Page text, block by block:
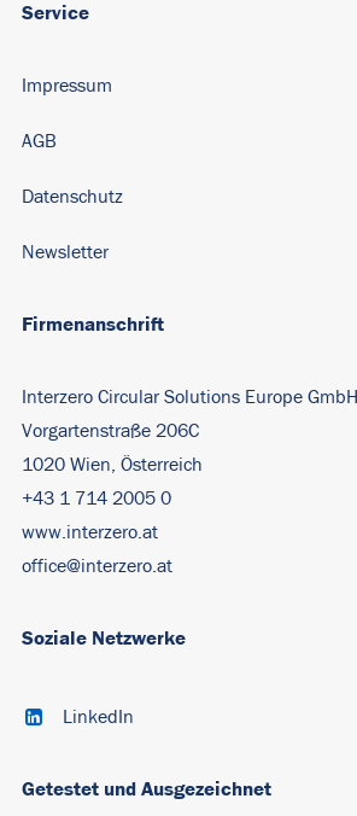
Firmenanschrift
Interzero Circular Solutions Europe GmbH
Vorgartenstraße 206C
1020 Wien, Österreich
+43 1 714 2005 0
www.interzero.at
office@interzero.at
Service
Impressum
AGB
Datenschutz
Newsletter
Soziale Netzwerke
LinkedIn
Getestet und Ausgezeichnet